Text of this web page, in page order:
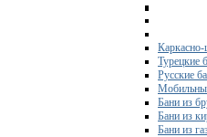
Турецкие
Русские
Бани из
Бани из
Бани из